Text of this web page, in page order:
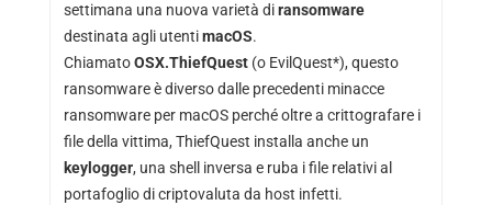
settimana una nuova varietà diransomware
destinata agli utentimacOS.
ChiamatoOSX.ThiefQuest(o EvilQuest*), questo
ransomware è diverso dalle precedenti minacce
ransomware per macOS perché oltre a crittografare i
file della vittima, ThiefQuest installa anche un
keylogger, una shell inversa e ruba i file relativi al
portafoglio di criptovaluta da host infetti.